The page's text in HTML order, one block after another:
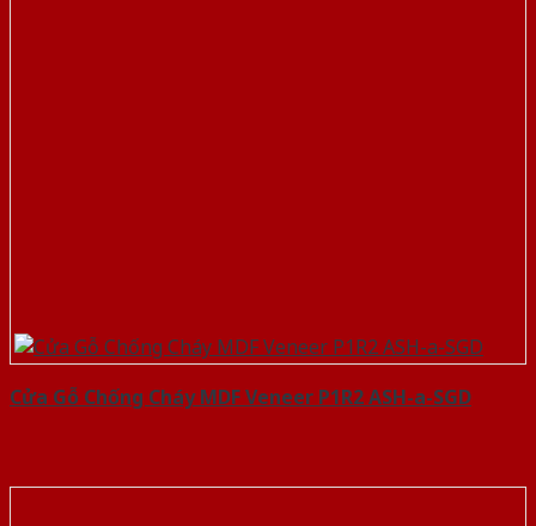
Cửa Gỗ Chống Cháy MDF Veneer P1R2 ASH-a-SGD